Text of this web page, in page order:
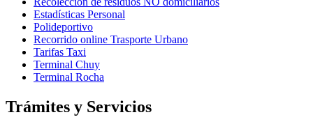
Estadísticas Personal
Polideportivo
Recorrido online Trasporte Urbano
Tarifas Taxi
Terminal Chuy
Terminal Rocha
Trámites y Servicios